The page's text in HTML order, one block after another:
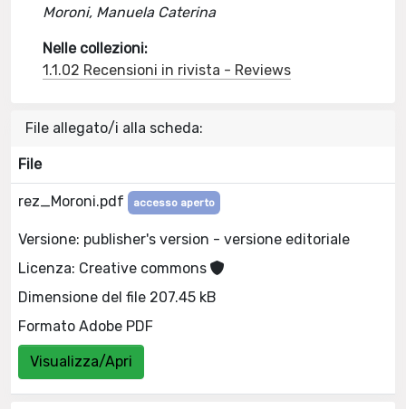
Moroni, Manuela Caterina
Nelle collezioni:
1.1.02 Recensioni in rivista - Reviews
File allegato/i alla scheda:
File
rez_Moroni.pdf accesso aperto
Versione: publisher's version - versione editoriale
Licenza: Creative commons
Dimensione del file 207.45 kB
Formato Adobe PDF
Visualizza/Apri